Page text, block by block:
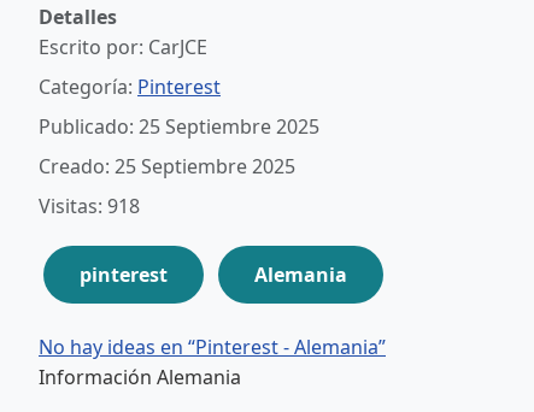
Detalles
Escrito por: CarJCE
Categoría: Pinterest
Publicado: 25 Septiembre 2025
Creado: 25 Septiembre 2025
Visitas: 918
pinterest Alemania
No hay ideas en “Pinterest - Alemania”
Información Alemania